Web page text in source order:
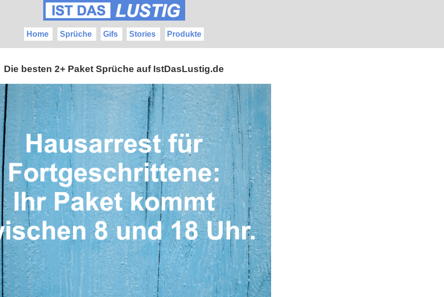
Home Sprüche Gifs Stories Produkte
Die besten 2+ Paket Sprüche auf IstDasLustig.de